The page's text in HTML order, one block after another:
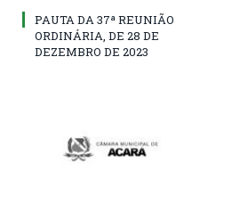
PAUTA DA 37ª REUNIÃO
ORDINÁRIA, DE 28 DE
DEZEMBRO DE 2023